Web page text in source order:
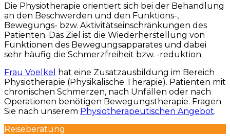
Die Physiotherapie orientiert sich bei der Behandlung
an den Beschwerden und den Funktions-,
Bewegungs- bzw. Aktivitätseinschränkungen des
Patienten. Das Ziel ist die Wiederherstellung von
Funktionen des Bewegungsapparates und dabei
sehr häufig die Schmerzfreiheit bzw. -reduktion.
Frau Voelkel
hat eine Zusatzausbildung im Bereich
Physiotherapie (Physikalische Therapie). Patienten mit
chronischen Schmerzen, nach Unfällen oder nach
Operationen benötigen Bewegungstherapie. Fragen
Sie nach unserem Physiotherapeutischen Angebot.
Reiseberatung